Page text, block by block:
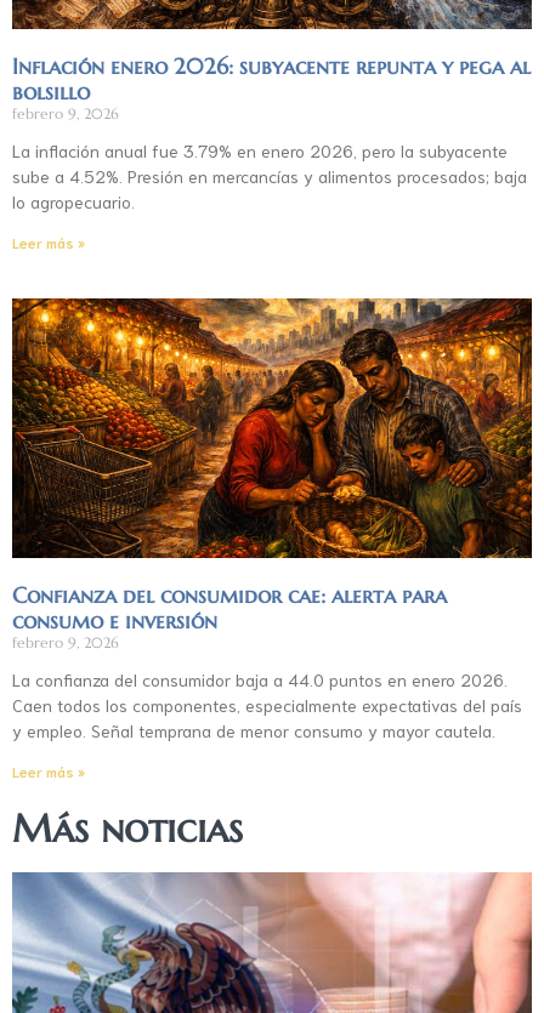
Inflación enero 2026: subyacente repunta y pega al
bolsillo
febrero 9, 2026
La inflación anual fue 3.79% en enero 2026, pero la subyacente
sube a 4.52%. Presión en mercancías y alimentos procesados; baja
lo agropecuario.
Leer más »
Confianza del consumidor cae: alerta para
consumo e inversión
febrero 9, 2026
La confianza del consumidor baja a 44.0 puntos en enero 2026.
Caen todos los componentes, especialmente expectativas del país
y empleo. Señal temprana de menor consumo y mayor cautela.
Leer más »
Más noticias